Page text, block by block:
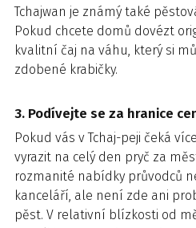
Tchajwan je známý také
Pokud chcete domů dovézt
kvalitní čaj na váhu, který si
zdobené krabičky.
3. Podívejte se za hranice
Pokud vás v Tchaj-peji čeká
vyrazit na celý den pryč za
rozmanité nabídky průvodců
kanceláří, ale není zde ani
pěst. V relativní blízkosti od